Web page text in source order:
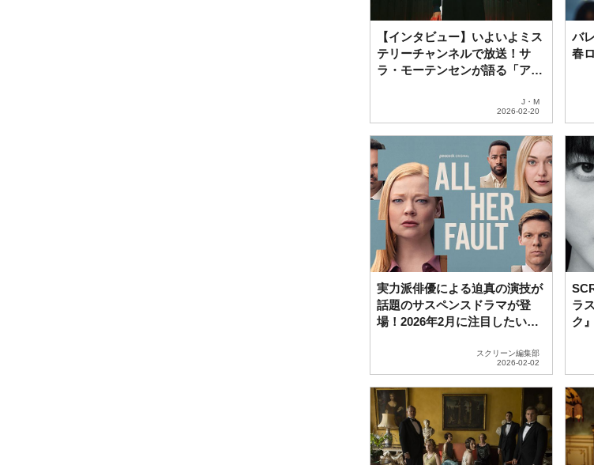
【インタビュー】いよいよミス
テリーチャンネルで放送！サ
ラ・モーテンセンが語る「アス
J・M
バ
春
実力派俳優による迫真の演技が
話題のサスペンスドラマが登
場！2026年2月に注目したい海
スクリーン編集部
ラ
ク